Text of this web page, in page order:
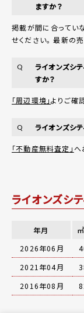
ますか？
掲載が間に合ってい
せください。 最新の
Q
ライオンズシ
すか？
「周辺環境」よりご確
Q ライオンズシ
「不動産無料査定」へ
ライオンズシ
年月
2026年06月
2021年04月
2016年08月